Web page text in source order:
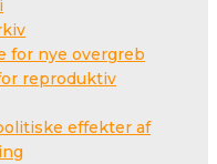
for nye overgreb
reproduktiv
effekter af